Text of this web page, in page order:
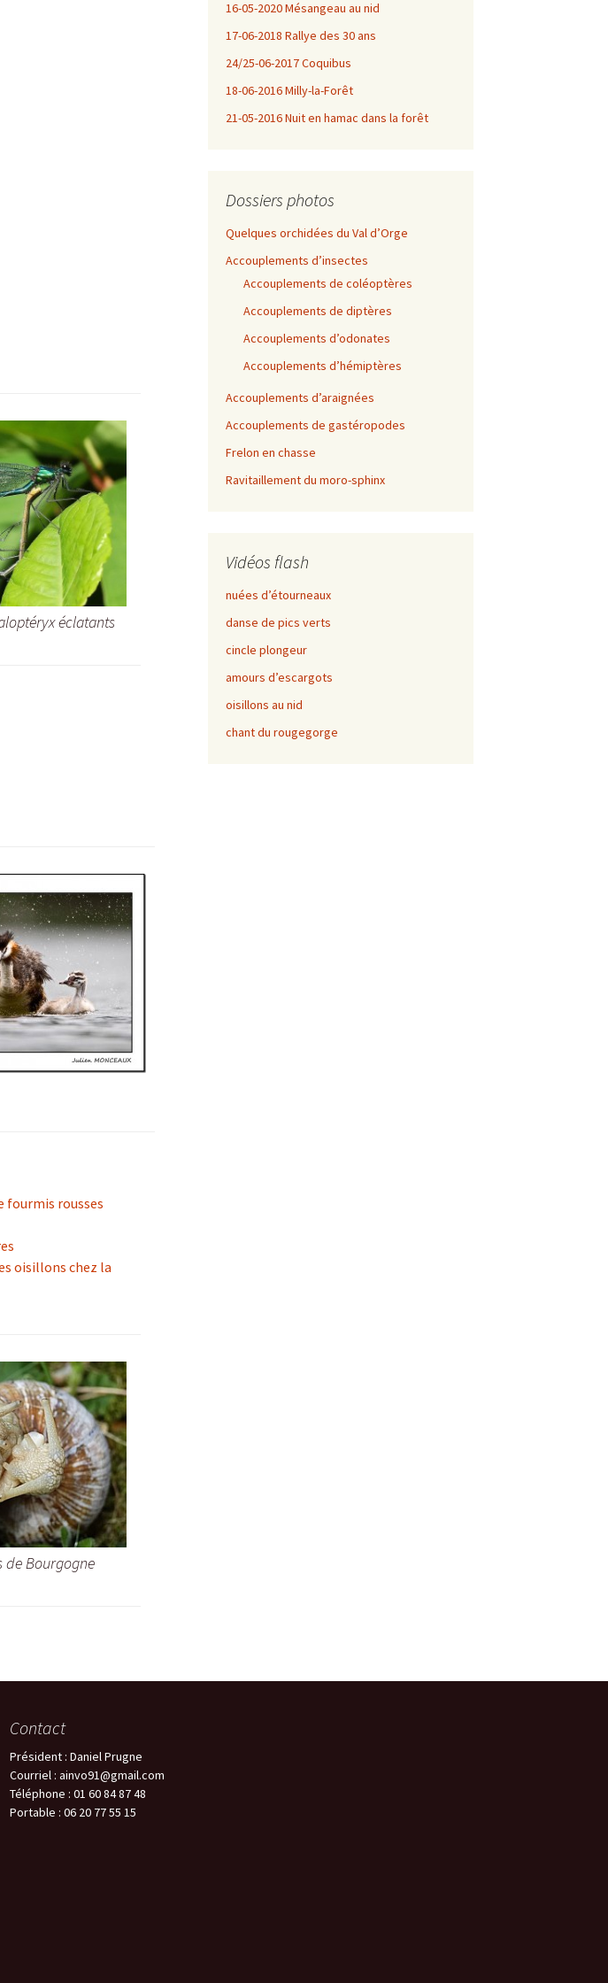
éclatants
fourmis rousses
oisillons chez la
de Bourgogne
16-05-2020 Mésangeau au nid
17-06-2018 Rallye des 30 ans
24/25-06-2017 Coquibus
18-06-2016 Milly-la-Forêt
21-05-2016 Nuit en hamac dans la forêt
Dossiers photos
Quelques orchidées du Val d’Orge
Accouplements d’insectes
Accouplements de coléoptères
Accouplements de diptères
Accouplements d’odonates
Accouplements d’hémiptères
Accouplements d’araignées
Accouplements de gastéropodes
Frelon en chasse
Ravitaillement du moro-sphinx
Vidéos flash
nuées d’étourneaux
danse de pics verts
cincle plongeur
amours d’escargots
oisillons au nid
chant du rougegorge
Contact
Président : Daniel Prugne
Courriel : ainvo91@gmail.com
Téléphone : 01 60 84 87 48
Portable : 06 20 77 55 15